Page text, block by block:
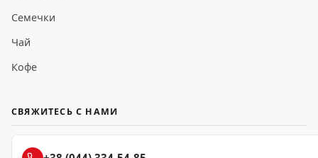
Семечки
Чай
Кофе
СВЯЖИТЕСЬ С НАМИ